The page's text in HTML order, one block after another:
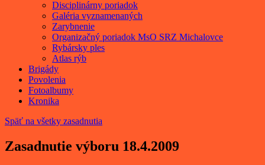
Disciplinárny poriadok
Galéria vyznamenaných
Zarybnenie
Organizačný poriadok MsO SRZ Michalovce
Rybársky ples
Atlas rýb
Brigády
Povolenia
Fotoalbumy
Kronika
Späť na všetky zasadnutia
Zasadnutie výboru 18.4.2009